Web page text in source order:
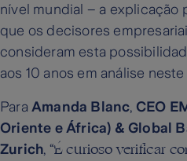
nível mundial – a explicação
que os decisores
consideram esta
aos 10 anos em análise
Para Amanda Blanc, CEO
Oriente e África) & Global
Zurich, “É curioso verificar